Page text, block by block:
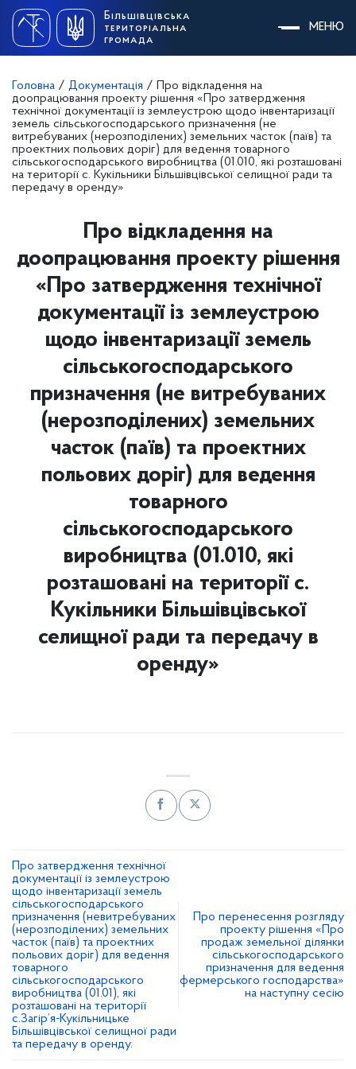
content
Більшівцівська
територіальна
громада
МЕНЮ
Головна / Документація /
Про відкладення на
доопрацювання проекту рішення «Про затвердження
технічної документації із землеустрою щодо інвентаризації
земель сільськогосподарського призначення (не
витребуваних (нерозподілених) земельних часток (паїв) та
проектних польових доріг) для ведення товарного
сільськогосподарського виробництва (01.010, які розташовані
на території с. Кукільники Більшівцівської селищної ради та
передачу в оренду»
Про відкладення на
доопрацювання проекту рішення
«Про затвердження технічної
документації із землеустрою
щодо інвентаризації земель
сільськогосподарського
призначення (не витребуваних
(нерозподілених) земельних
часток (паїв) та проектних
польових доріг) для ведення
товарного
сільськогосподарського
виробництва (01.010, які
розташовані на території с.
Кукільники Більшівцівської
селищної ради та передачу в
оренду»
Про затвердження технічної
документації із землеустрою
щодо інвентаризації земель
сільськогосподарського
призначення (невитребуваних
(нерозподілених) земельних
часток (паїв) та проектних
польових доріг) для ведення
товарного
сільськогосподарського
виробництва (01.01), які
розташовані на території
с.Загір’я-Кукільницьке
Більшівцівської селищної ради
та передачу в оренду.
Про перенесення розгляду
проекту рішення «Про
продаж земельної ділянки
сільськогосподарського
призначення для ведення
фермерського господарства»
на наступну сесію